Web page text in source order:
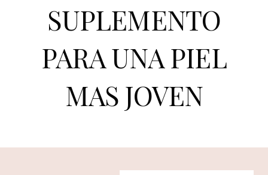
SUPLEMENTO
PARA UNA PIEL
MAS JOVEN